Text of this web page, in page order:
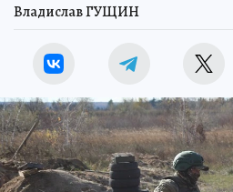
Владислав ГУЩИН